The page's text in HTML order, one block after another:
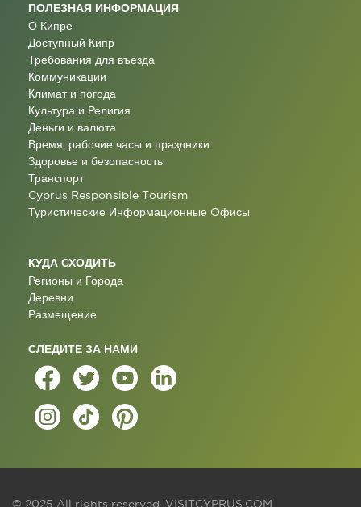
ПОЛЕЗНАЯ ИНФОРМАЦИЯ
О Кипре
Доступный Кипр
Требования для въезда
Коммуникации
Климат и погода
Культура и Религия
Деньги и валюта
Время, рабочие часы и праздники
Здоровье и безопасность
Транспорт
Cyprus Responsible Tourism
Туристические Информационные Oфисы
КУДА СХОДИТЬ
Регионы и Города
Деревни
Размещение
СЛЕДИТЕ ЗА НАМИ
© 2025 All rights reserved. VISITCYPRUS.COM